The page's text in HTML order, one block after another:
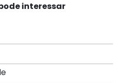
interessar